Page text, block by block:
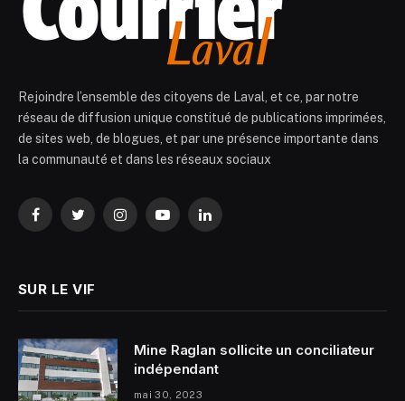
Rejoindre l’ensemble des citoyens de Laval, et ce, par notre
réseau de diffusion unique constitué de publications imprimées,
de sites web, de blogues, et par une présence importante dans
la communauté et dans les réseaux sociaux
FacebookTwitterInstagramYouTubeLinkedIn
SUR LE VIF
Mine Raglan sollicite un conciliateur
indépendant
mai 30, 2023